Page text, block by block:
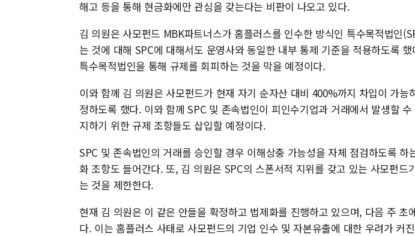
해고 등을 통해 현금화에만 관심을 갖는다는 비판이 나오고 있다.
김 의원은 사모펀드 MBK파트너스가 홈플러스를 인수한 방식인 특수목적법인
는 것에 대해 SPC에 대해서도 운영사와 동일한 내부 통제 기준을 적용하도록
특수목적법인을 통해 규제를 회피하는 것을 막을 예정이다.
이와 함께 김 의원은 사모펀드가 현재 자기 순자산 대비 400%까지 차입이 가능
정하도록 했다. 이와 함께 SPC 및 존속법인이 피인수기업과 거래에서 발생할
지하기 위한 규제 조항들도 삽입할 예정이다.
SPC 및 존속법인의 거래를 승인할 경우 이해상충 가능성을 자체 점검하도록 하
화 조항도 들어간다. 또, 김 의원은 SPC의 스폰서적 지위를 갖고 있는 사모펀드
는 것을 제한한다.
현재 김 의원은 이 같은 안들을 확정하고 법제화를 진행하고 있으며, 다음 주 초
다. 이는 홈플러스 사태로 사모펀드의 기업 인수 및 자본유출에 대한 우려가 커